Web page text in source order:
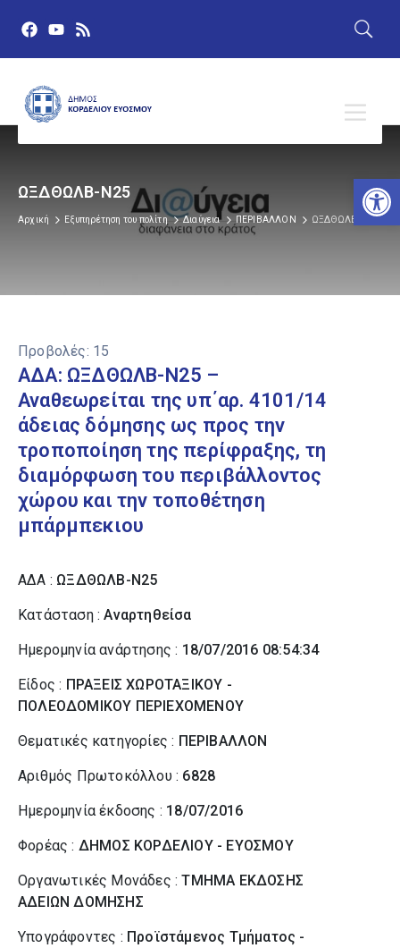
ΩΞΔΘΩΛΒ-Ν25
Αρχική Εξυπηρέτηση του πολίτη Διαύγεια ΠΕΡΙΒΑΛΛΟΝ ΩΞΔΘΩΛΒ-Ν25
Προβολές: 15
ΑΔΑ: ΩΞΔΘΩΛΒ-Ν25 –
Αναθεωρείται της υπ΄αρ. 4101/14
άδειας δόμησης ως προς την
τροποποίηση της περίφραξης, τη
διαμόρφωση του περιβάλλοντος
χώρου και την τοποθέτηση
μπάρμπεκιου
ΑΔΑ : ΩΞΔΘΩΛΒ-Ν25
Κατάσταση :Αναρτηθείσα
Ημερομηνία ανάρτησης : 18/07/2016 08:54:34
Είδος : ΠΡΑΞΕΙΣ ΧΩΡΟΤΑΞΙΚΟΥ -
ΠΟΛΕΟΔΟΜΙΚΟΥ ΠΕΡΙΕΧΟΜΕΝΟΥ
Θεματικές κατηγορίες : ΠΕΡΙΒΑΛΛΟΝ
Αριθμός Πρωτοκόλλου : 6828
Ημερομηνία έκδοσης : 18/07/2016
Φορέας : ΔΗΜΟΣ ΚΟΡΔΕΛΙΟΥ - ΕΥΟΣΜΟΥ
Οργανωτικές Μονάδες :ΤΜΗΜΑ ΕΚΔΟΣΗΣ
ΑΔΕΙΩΝ ΔΟΜΗΣΗΣ
Υπογράφοντες : Προϊστάμενος Τμήματος -